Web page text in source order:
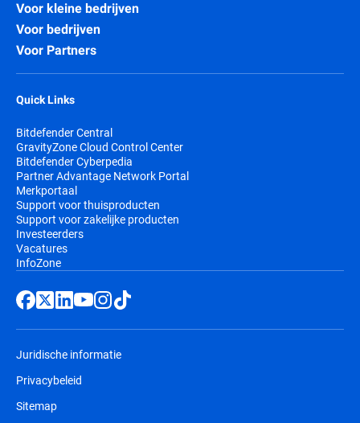
Voor kleine bedrijven
Voor bedrijven
Voor Partners
Quick Links
Bitdefender Central
GravityZone Cloud Control Center
Bitdefender Cyberpedia
Partner Advantage Network Portal
Merkportaal
Support voor thuisproducten
Support voor zakelijke producten
Investeerders
Vacatures
InfoZone
Juridische informatie
Privacybeleid
Sitemap